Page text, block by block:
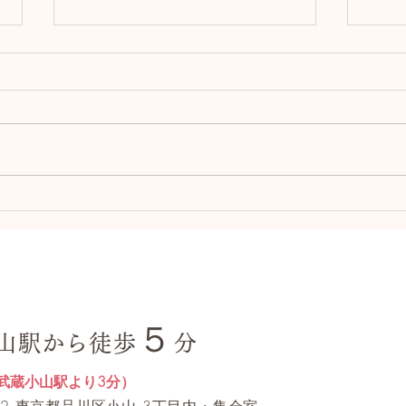
スケジュールについて
4月よりレッスン時間に変更があ
ります。木曜午前クラスは、開始
19:00クラスを別に設けていま
3月
使用
年3/
駅から徒歩 ５ 分
蔵小山駅より3分）